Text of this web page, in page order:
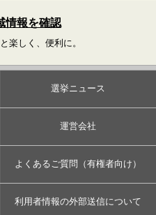
情報を確認
楽しく、便利に。
選挙ニュース
運営会社
よくあるご質問（有権者向け）
利用者情報の外部送信について